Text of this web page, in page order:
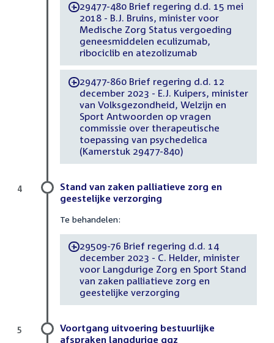
-29477-480 Brief regering d.d. 15 mei
2018 - B.J. Bruins, minister voor
Medische Zorg Status vergoeding
geneesmiddelen eculizumab,
ribociclib en atezolizumab
-29477-860 Brief regering d.d. 12
december 2023 - E.J. Kuipers, minister
van Volksgezondheid, Welzijn en
Sport Antwoorden op vragen
commissie over therapeutische
toepassing van psychedelica
(Kamerstuk 29477-840)
Stand van zaken palliatieve zorg en
geestelijke verzorging
Te behandelen:
-29509-76 Brief regering d.d. 14
december 2023 - C. Helder, minister
voor Langdurige Zorg en Sport Stand
van zaken palliatieve zorg en
geestelijke verzorging
4
Voortgang uitvoering bestuurlijke
afspraken langdurige ggz
5